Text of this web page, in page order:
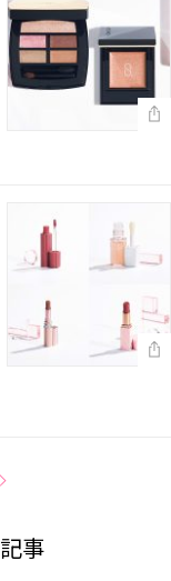
事